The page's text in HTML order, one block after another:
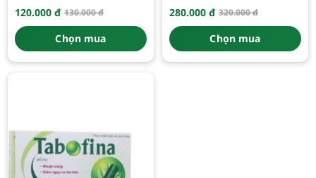
130.000đ
Giá
gốc
là:
130.000 đ.
120.000 đ
Giá
hiện
tại
là:
120.000 đ.
Chọn mua
320.000đ
Giá
gốc
là:
320.000 đ.
280.000 đ
Giá
hiện
tại
là:
280.000 đ.
Chọn mua